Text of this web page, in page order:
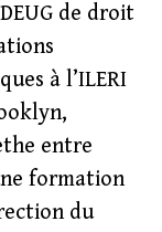
de droit
à l’ILERI
entre
formation
du